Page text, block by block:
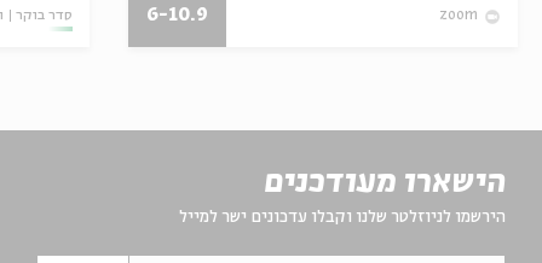
zoom
6-10.9 סדר בוקר
הישארו מעודכנים
הירשמו לניוזלטר שלנו וקבלו עדכונים ישר למייל